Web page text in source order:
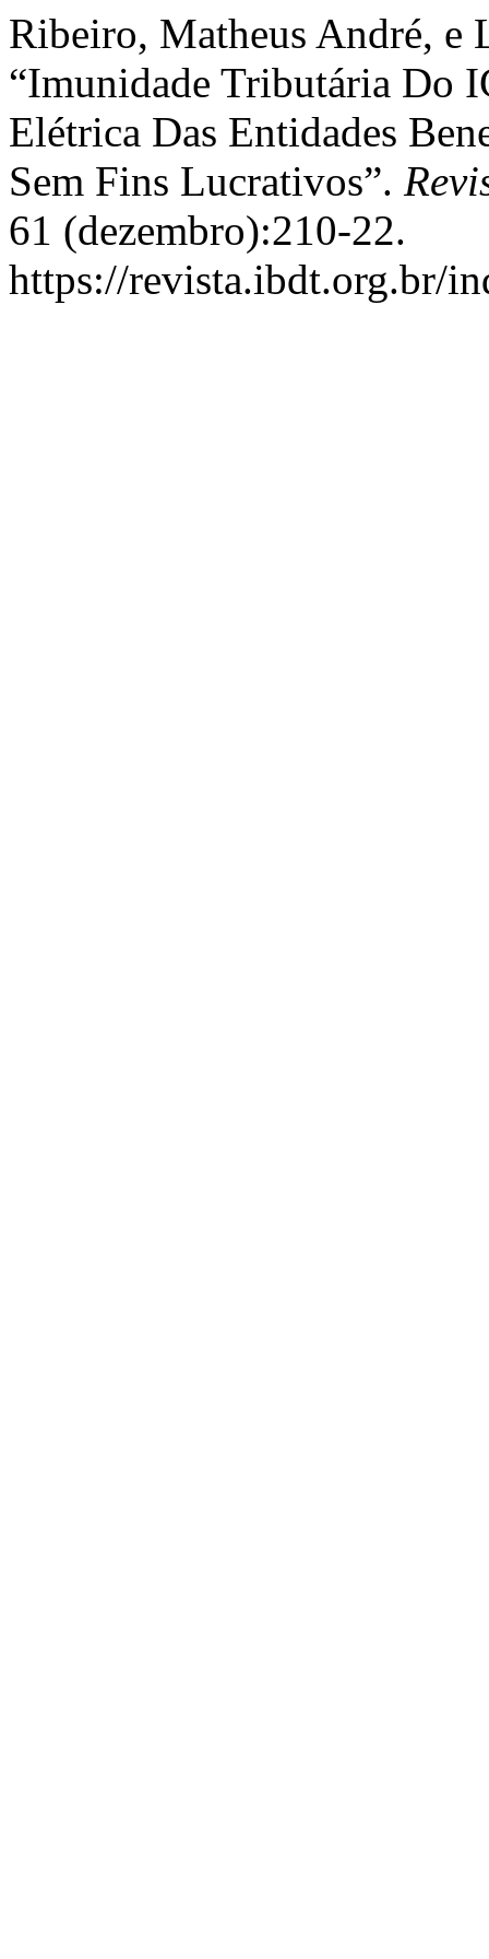
Ribeiro, Matheus André, e
“Imunidade Tributária Do
Elétrica Das Entidades
Sem Fins Lucrativos”.
61 (dezembro):210-22.
https://revista.ibdt.org.br/